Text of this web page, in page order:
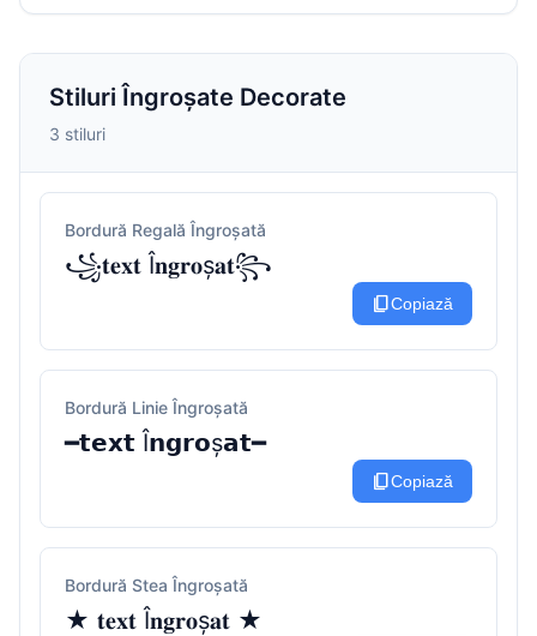
Stiluri Îngroșate Decorate
3 stiluri
Bordură Regală Îngroșată
꧁𝐭𝐞𝐱𝐭 Î𝐧𝐠𝐫𝐨ș𝐚𝐭꧂
content_copyCopiază
Bordură Linie Îngroșată
━𝘁𝗲𝘅𝘁 Î𝗻𝗴𝗿𝗼ș𝗮𝘁━
content_copyCopiază
Bordură Stea Îngroșată
★ 𝐭𝐞𝐱𝐭 Î𝐧𝐠𝐫𝐨ș𝐚𝐭 ★